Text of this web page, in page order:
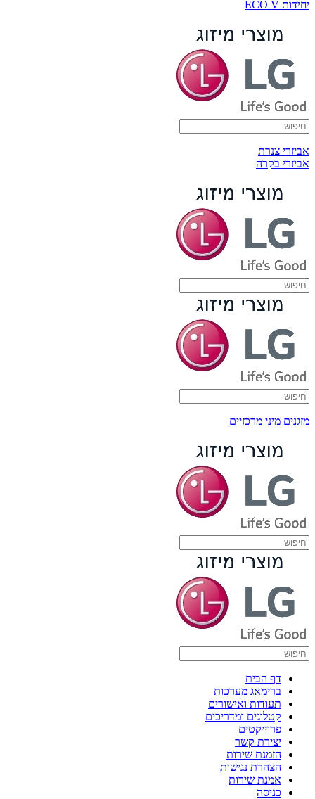
יחידות ECO V
אביזרי צנרת
אביזרי בקרה
מזגנים מיני מרכזיים
דף הבית
ברימאג מערכות
תעודות ואישורים
קטלוגים ומדריכים
פרוייקטים
יצירת קשר
הזמנת שירות
הצהרת נגישות
אמנת שירות
כניסה